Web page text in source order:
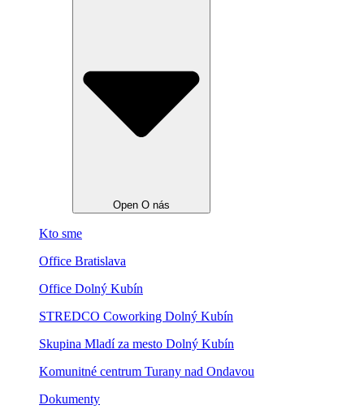
Open O nás
Kto sme
Office Bratislava
Office Dolný Kubín
STREDCO Coworking Dolný Kubín
Skupina Mladí za mesto Dolný Kubín
Komunitné centrum Turany nad Ondavou
Dokumenty